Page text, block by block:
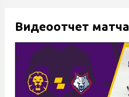
Видеоотчет матча